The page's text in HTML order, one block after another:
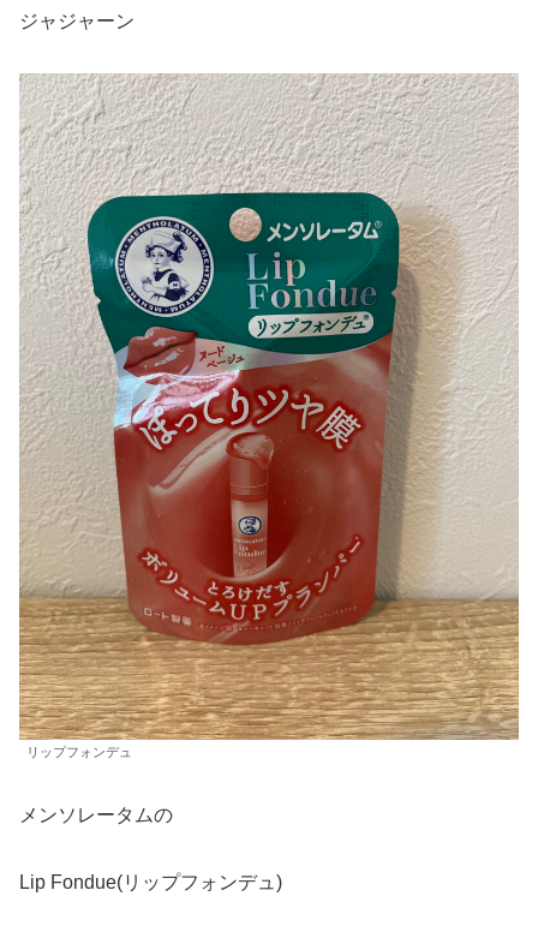
ジャジャーン
リップフォンデュ
メンソレータムの
Lip Fondue(リップフォンデュ)